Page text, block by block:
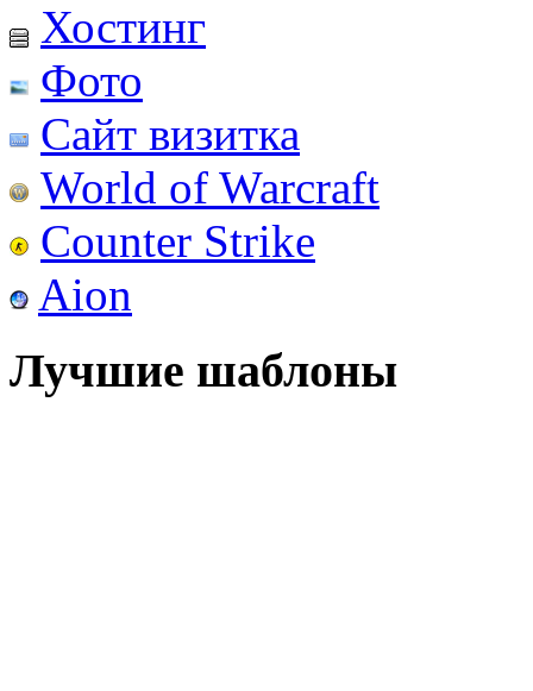
Хостинг
Фото
Сайт визитка
World of Warcraft
Counter Strike
Aion
Лучшие шаблоны